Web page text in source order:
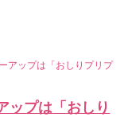
アップは「おしりプリプ
ップは「おしり